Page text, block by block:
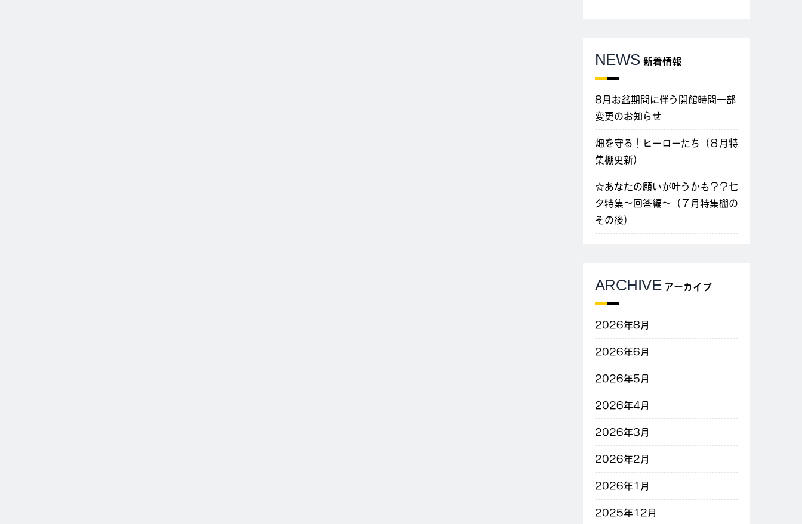
NEWS 新着情報
8月お盆期間に伴う開館時間一部
変更のお知らせ
畑を守る！ヒーローたち（８月特
集棚更新）
☆あなたの願いが叶うかも？？七
夕特集～回答編～（７月特集棚の
その後）
ARCHIVE アーカイブ
2026年8月
2026年6月
2026年5月
2026年4月
2026年3月
2026年2月
2026年1月
2025年12月